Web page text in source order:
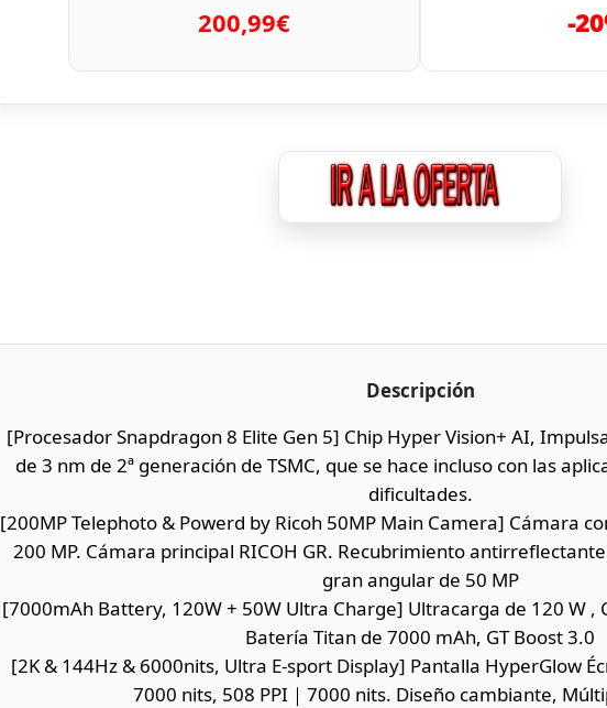
200,99€ -
Descripción
[Procesador Snapdragon 8 Elite Gen 5] Chip Hyper Vision+ AI,
de 3 nm de 2ª generación de TSMC, que se hace incluso con las
dificultades.
[200MP Telephoto & Powerd by Ricoh 50MP Main Camera] Cámara
200 MP. Cámara principal RICOH GR. Recubrimiento
gran angular de 50 MP
[7000mAh Battery, 120W + 50W Ultra Charge] Ultracarga de 120 W ,
Batería Titan de 7000 mAh, GT Boost 3.0
[2K & 144Hz & 6000nits, Ultra E-sport Display] Pantalla HyperGlow
7000 nits, 508 PPI｜7000 nits. Diseño cambiante,